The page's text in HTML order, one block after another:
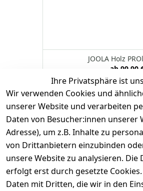
JOOLA Holz
ab 99,90
Optionen
JOOLA
*inkl. ges. MwStzzgl. Versandkosten
1
Ihre Privatsphäre ist
Wir verwenden Cookies und
unserer Website und verarbeiten
Daten von Besucher:innen unserer
Adresse), um z.B. Inhalte zu
von Drittanbietern einzubinden
unsere Website zu analysieren.
erfolgt erst durch gesetzte
Daten mit Dritten, die wir in den